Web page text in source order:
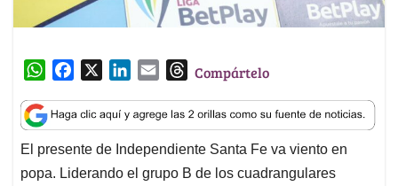
W
a
t
s
A
c
e
b
o
n
k
e
d
a
i
l
T
r
e
a
d
Compártelo
El presente de Independiente Santa Fe va viento en
popa. Liderando el grupo B de los cuadrangulares